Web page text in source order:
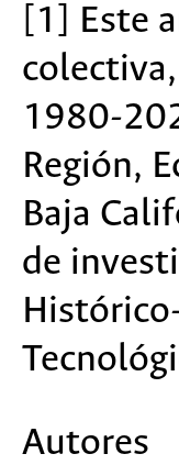
[1] Este
1980-
Región,
Baja
de
Autores